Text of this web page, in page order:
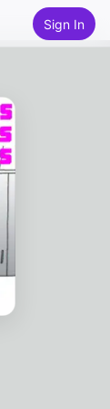
Sign In